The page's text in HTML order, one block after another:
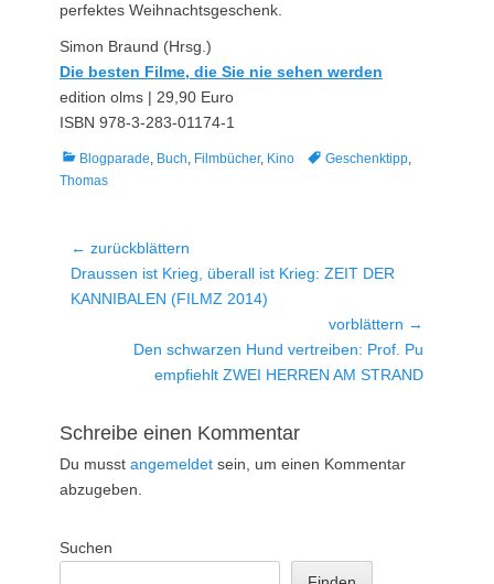
perfektes Weihnachtsgeschenk.
Simon Braund (Hrsg.)
Die besten Filme, die Sie nie sehen werden
edition olms | 29,90 Euro
ISBN 978-3-283-01174-1
Kategorien
Blogparade, Buch, Filmbücher, Kino TagsGeschenktipp,
Thomas
Beitragsnavigation
← zurückblättern
Vorheriger
Beitrag:
Draussen ist Krieg, überall ist Krieg: ZEIT DER
KANNIBALEN (FILMZ 2014)
vorblättern →
Den schwarzen Hund vertreiben: Prof. Pu
empfiehlt ZWEI HERREN AM STRAND
Schreibe einen Kommentar
Du musst angemeldet sein, um einen Kommentar
abzugeben.
Suchen